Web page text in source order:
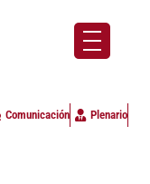
Comunicación
Plenario